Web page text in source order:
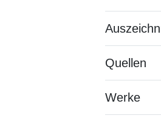
Quellen
Werke